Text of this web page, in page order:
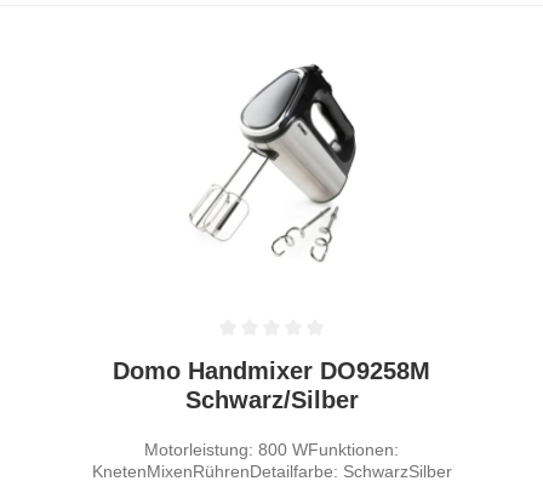
Durchschnittliche Bewertung von 0 von 5 Sternen
Domo Handmixer DO9258M
Schwarz/Silber
Motorleistung: 800 WFunktionen:
KnetenMixenRührenDetailfarbe: SchwarzSilber